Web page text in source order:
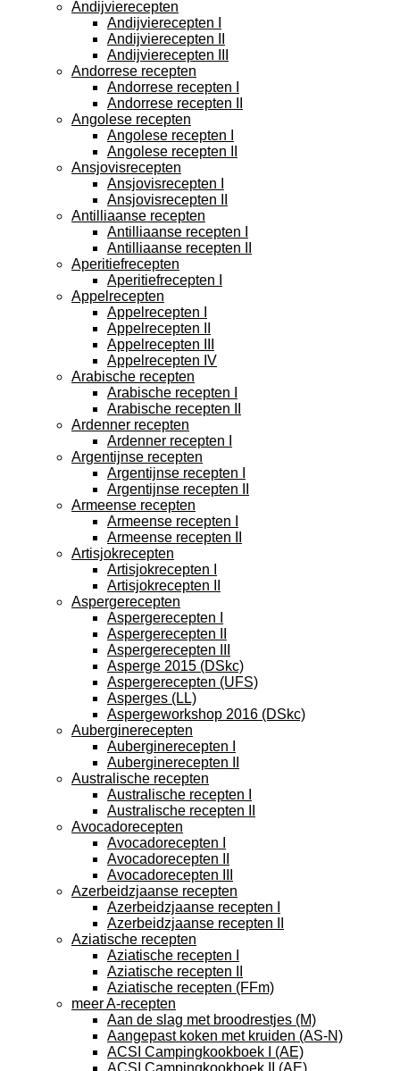
Andijvierecepten
Andijvierecepten I
Andijvierecepten II
Andijvierecepten III
Andorrese recepten
Andorrese recepten I
Andorrese recepten II
Angolese recepten
Angolese recepten I
Angolese recepten II
Ansjovisrecepten
Ansjovisrecepten I
Ansjovisrecepten II
Antilliaanse recepten
Antilliaanse recepten I
Antilliaanse recepten II
Aperitiefrecepten
Aperitiefrecepten I
Appelrecepten
Appelrecepten I
Appelrecepten II
Appelrecepten III
Appelrecepten IV
Arabische recepten
Arabische recepten I
Arabische recepten II
Ardenner recepten
Ardenner recepten I
Argentijnse recepten
Argentijnse recepten I
Argentijnse recepten II
Armeense recepten
Armeense recepten I
Armeense recepten II
Artisjokrecepten
Artisjokrecepten I
Artisjokrecepten II
Aspergerecepten
Aspergerecepten I
Aspergerecepten II
Aspergerecepten III
Asperge 2015 (DSkc)
Aspergerecepten (UFS)
Asperges (LL)
Aspergeworkshop 2016 (DSkc)
Auberginerecepten
Auberginerecepten I
Auberginerecepten II
Australische recepten
Australische recepten I
Australische recepten II
Avocadorecepten
Avocadorecepten I
Avocadorecepten II
Avocadorecepten III
Azerbeidzjaanse recepten
Azerbeidzjaanse recepten I
Azerbeidzjaanse recepten II
Aziatische recepten
Aziatische recepten I
Aziatische recepten II
Aziatische recepten (FFm)
meer A-recepten
Aan de slag met broodrestjes (M)
Aangepast koken met kruiden (AS-N)
ACSI Campingkookboek I (AE)
ACSI Campingkookboek II (AE)